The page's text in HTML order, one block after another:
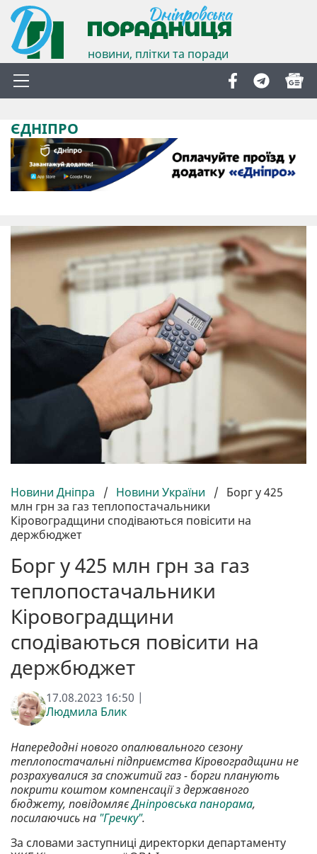
новини, плітки та поради
ЄДНІПРО
Новини Дніпра / Новини України / Борг у 425
млн грн за газ теплопостачальники
Кіровоградщини сподіваються повісити на
держбюджет
Борг у 425 млн грн за газ
теплопостачальники
Кіровоградщини
сподіваються повісити на
держбюджет
17.08.2023 16:50 |
Людмила Блик
Напередодні нового опалювального сезону
теплопостачальні підприємства Кіровоградщини не
розрахувалися за спожитий газ - борги планують
покрити коштом компенсації з державного
бюджету, повідомляєДніпровська панорама,
посилаючись на "Гречку".
За словами заступниці директорки департаменту